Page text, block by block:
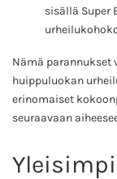
sisällä Super
Nämä
huippuluokan
erinomaiset
seuraavaan